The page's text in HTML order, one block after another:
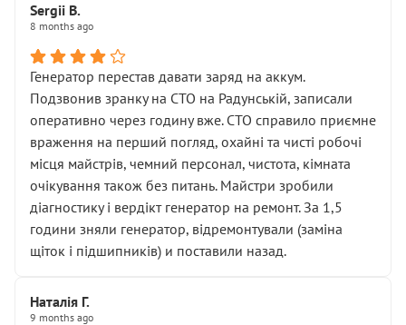
Sergii B.
8 months ago
Генератор перестав давати заряд на аккум.
Подзвонив зранку на СТО на Радунській, записали
оперативно через годину вже. СТО справило приємне
враження на перший погляд, охайні та чисті робочі
місця майстрів, чемний персонал, чистота, кімната
очікування також без питань. Майстри зробили
діагностику і вердікт генератор на ремонт. За 1,5
години зняли генератор, відремонтували (заміна
щіток і підшипників) и поставили назад.
Наталія Г.
9 months ago